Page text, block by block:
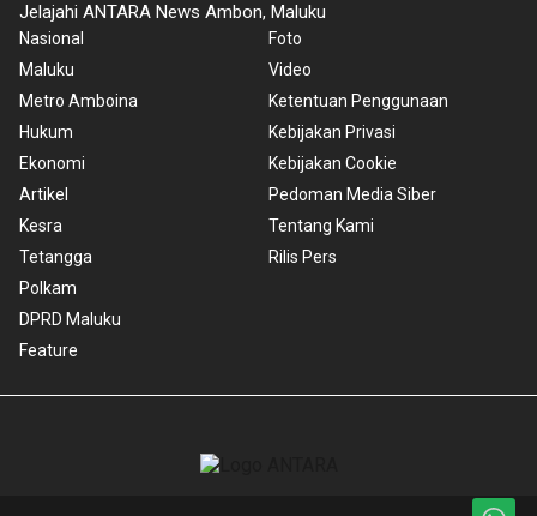
Jelajahi ANTARA News Ambon, Maluku
Nasional
Maluku
Metro Amboina
Hukum
Ekonomi
Artikel
Kesra
Tetangga
Polkam
DPRD Maluku
Feature
Foto
Video
Ketentuan Penggunaan
Kebijakan Privasi
Kebijakan Cookie
Pedoman Media Siber
Tentang Kami
Rilis Pers